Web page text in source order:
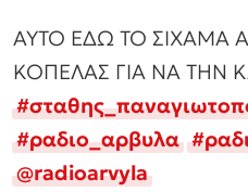
ΑΥΤΟ ΕΔΩ ΤΟ ΣΙΧΑΜΑ
ΚΟΠΕΛΑΣ ΓΙΑ ΝΑ ΤΗΝ
#ραδιο_αρβυλα
@radioarvyla